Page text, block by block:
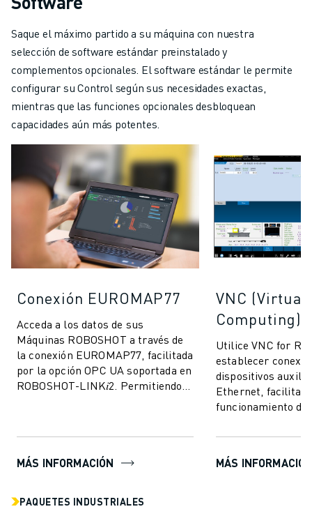
Saque el máximo partido a su máquina con nuestra
selección de software estándar preinstalado y
complementos opcionales. El software estándar le permite
configurar su Control según sus necesidades exactas,
mientras que las funciones opcionales desbloquean
capacidades aún más potentes.
Conexión EUROMAP77
Acceda a los datos de sus
Máquinas ROBOSHOT a través de
la conexión EUROMAP77, facilitada
por la opción OPC UA soportada en
ROBOSHOT-LINK𝑖2. Permitiendo
MÁS INFORMACIÓN
VNC
Computing)
Utilice VNC for
establecer
dispositivos
Ethernet,
funcionamiento
visualización de
MÁS
PAQUETES INDUSTRIALES